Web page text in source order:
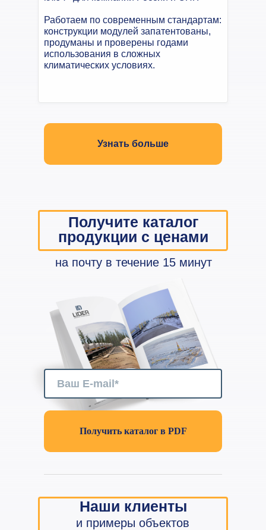
Работаем по современным стандартам:
конструкции модулей запатентованы,
продуманы и проверены годами
использования в сложных
климатических условиях.
Узнать больше
Получите каталог
продукции с ценами
на почту в течение 15 минут
Получить каталог в PDF
Наши клиенты
и примеры объектов